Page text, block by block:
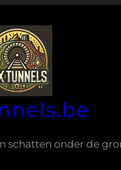
schatten onder de